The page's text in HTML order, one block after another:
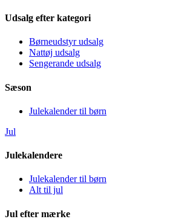
Udsalg efter kategori
Børneudstyr udsalg
Nattøj udsalg
Sengerande udsalg
Sæson
Julekalender til børn
Jul
Julekalendere
Julekalender til børn
Alt til jul
Jul efter mærke